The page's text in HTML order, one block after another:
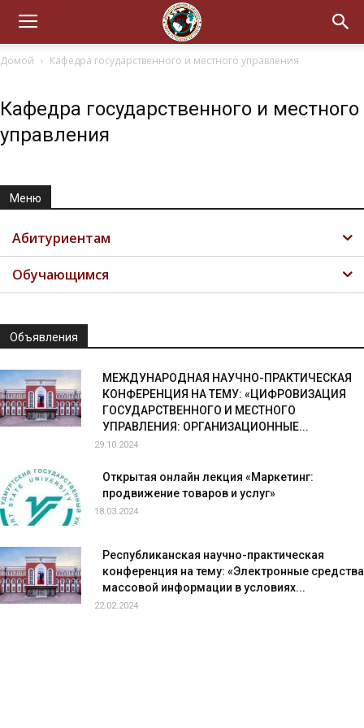
Домой Кафедра государственного и местного управления
Кафедра государственного и местного
управления
Меню
Абитуриентам
Обучающимся
Объявления
МЕЖДУНАРОДНАЯ НАУЧНО-ПРАКТИЧЕСКАЯ
КОНФЕРЕНЦИЯ НА ТЕМУ: «ЦИФРОВИЗАЦИЯ
ГОСУДАРСТВЕННОГО И МЕСТНОГО
УПРАВЛЕНИЯ: ОРГАНИЗАЦИОННЫЕ...
29.10.2024
Открытая онлайн лекция «Маркетинг:
продвижение товаров и услуг»
18.03.2024
Республиканская научно-практическая
конференция на тему: «Электронные средства
массовой информации в условиях...
22.02.2024